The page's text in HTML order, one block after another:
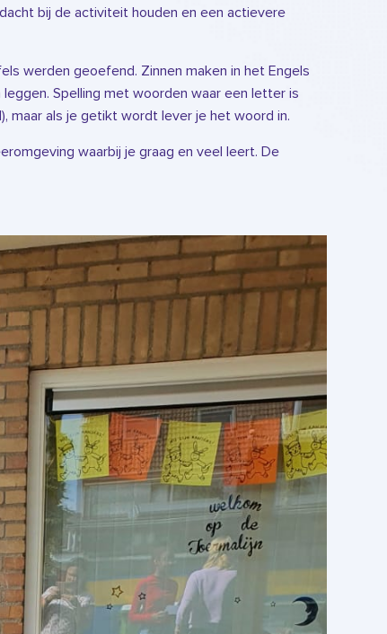
bij de activiteit houden en een actievere
werden geoefend. Zinnen maken in het Engels
Spelling met woorden waar een letter is
maar als je getikt wordt lever je het woord in.
waarbij je graag en veel leert. De